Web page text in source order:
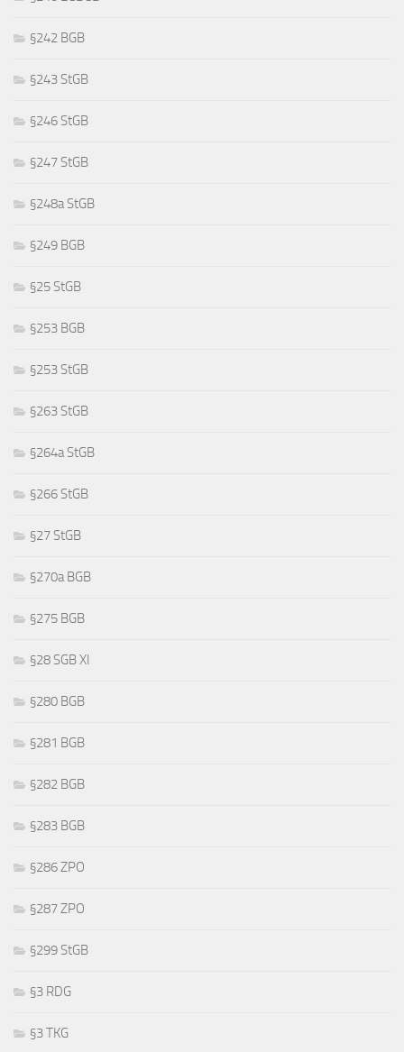
§242 BGB
§243 StGB
§246 StGB
§247 StGB
§248a StGB
§249 BGB
§25 StGB
§253 BGB
§253 StGB
§263 StGB
§264a StGB
§266 StGB
§27 StGB
§270a BGB
§275 BGB
§28 SGB XI
§280 BGB
§281 BGB
§282 BGB
§283 BGB
§286 ZPO
§287 ZPO
§299 StGB
§3 RDG
§3 TKG